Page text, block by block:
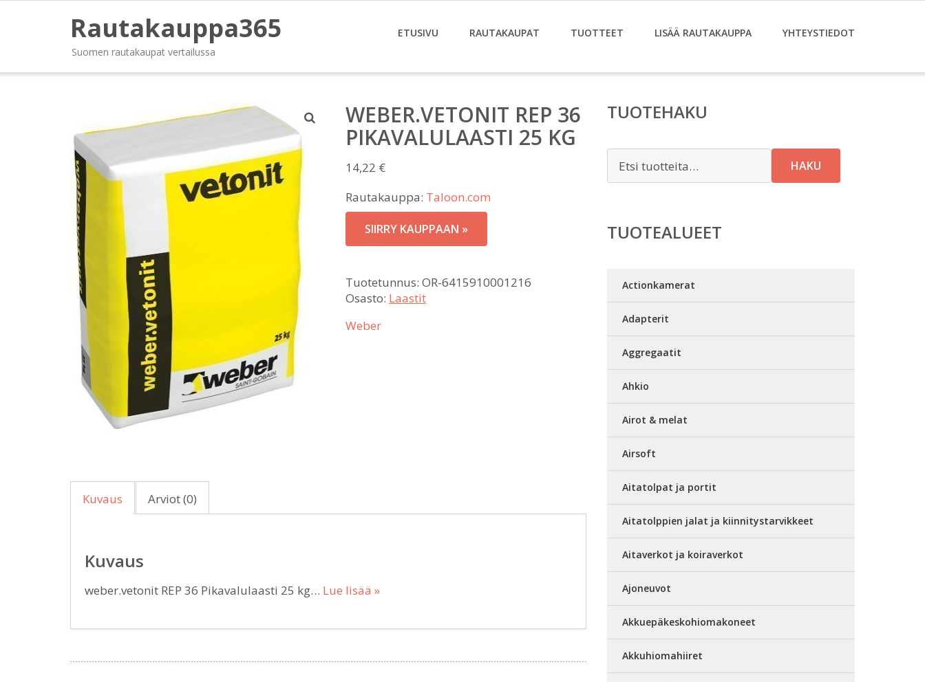
Rautakauppa365
Suomen rautakaupat vertailussa
ETUSIVU RAUTAKAUPAT TUOTTEET LISÄÄ RAUTAKAUPPA YHTEYSTIEDOT
WEBER.VETONIT REP 36
PIKAVALULAASTI 25 KG
14,22 €
Rautakauppa: Taloon.com
SIIRRY KAUPPAAN »
Tuotetunnus: OR-6415910001216
Osasto: Laastit
Weber
Kuvaus Arviot (0)
Kuvaus
weber.vetonit REP 36 Pikavalulaasti 25 kg… Lue lisää »
TUOTEHAKU
HAKU
TUOTEALUEET
Actionkamerat
Adapterit
Aggregaatit
Ahkio
Airot & melat
Airsoft
Aitatolpat ja portit
Aitatolppien jalat ja kiinnitystarvikkeet
Aitaverkot ja koiraverkot
Ajoneuvot
Akkuepäkeskohiomakoneet
Akkuhiomahiiret